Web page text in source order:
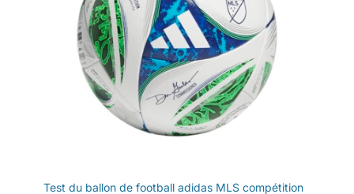
Test du ballon de football adidas MLS compétition